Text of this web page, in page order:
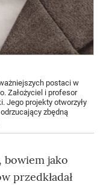
postaci w
Założyciel i profesor
Jego projekty otworzyły
zbędną
bowiem jako
przedkładał